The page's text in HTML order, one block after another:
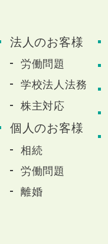
法人のお客様
労働問題
学校法人法務
株主対応
個人のお客様
相続
労働問題
離婚